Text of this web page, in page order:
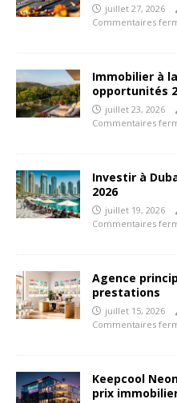
juillet 27, 2026
Commentaires
Immobilier à
opportunités
juillet 23, 2026
Commentaires
Investir à
2026
juillet 19, 2026
Commentaires
Agence
prestations
juillet 15, 2026
Commentaires
Keepcool
prix